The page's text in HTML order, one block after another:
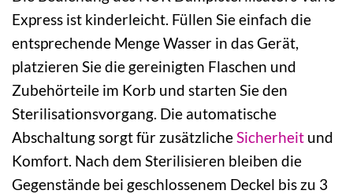
Express ist kinderleicht. Füllen Sie einfach die
entsprechende Menge Wasser in das Gerät,
platzieren Sie die gereinigten Flaschen und
Zubehörteile im Korb und starten Sie den
Sterilisationsvorgang. Die automatische
Abschaltung sorgt für zusätzlicheSicherheit und
Komfort. Nach dem Sterilisieren bleiben die
Gegenstände bei geschlossenem Deckel bis zu 3